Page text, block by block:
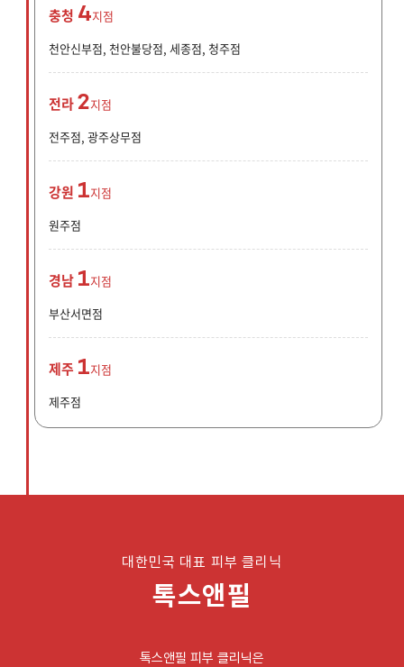
충청 4지점
천안신부점, 천안불당점, 세종점, 청주점
전라 2지점
전주점, 광주상무점
강원 1지점
원주점
경남 1지점
부산서면점
제주 1지점
제주점
대한민국 대표 피부 클리닉
톡스앤필
톡스앤필 피부 클리닉은